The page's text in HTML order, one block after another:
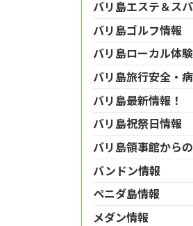
バリ島エステ＆ス
バリ島ゴルフ情報
バリ島ローカル体験
バリ島旅行安全・
バリ島最新情報！
バリ島祝祭日情報
バリ島領事館から
バンドン情報
ペニダ島情報
メダン情報